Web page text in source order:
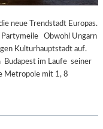
T
neue Trendstadt Europas.
Partymeile Obwohl Ungarn
Kulturhauptstadt auf.
Budapest im Laufe seiner
Metropole mit 1, 8